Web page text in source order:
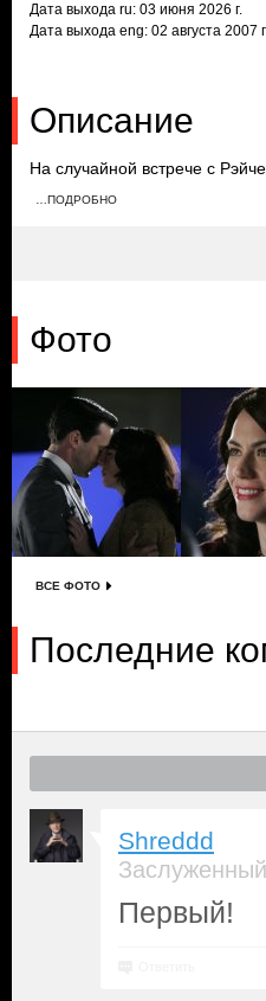
Дата выхода ru: 03 июня 2026 г.
Дата выхода eng: 02 августа 2007
Описание
На случайной встрече с
устраивают вечеринку в
…ПОДРОБНО
Фото
ВСЕ ФОТО
Последние
Shreddd
Первый!